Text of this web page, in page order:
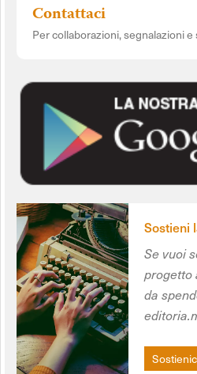
Contattaci
Per collaborazioni, segnalazioni
Sostieni
Se vuoi
progetto
da